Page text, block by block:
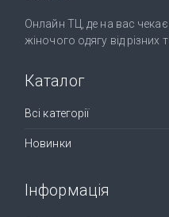
Онлайн ТЦ, де на вас
жіночого одягу від різних
Каталог
Всі категорії
Новинки
Інформація